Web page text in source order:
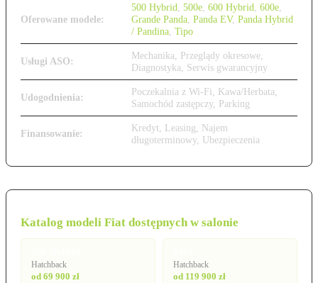
Oferowane modele:
500 Hybrid 500e 600 Hybrid 600e
Grande Panda Panda EV, Panda Hybrid
/ Pandina Tipo
Usługi ASO:
Mechanika, Przeglądy okresowe,
Diagnostyka, Serwis gwarancyjny
Udogodnienia:
Poczekalnia z Wi-Fi, Kawa/Herbata,
Samochód zastępczy, Parking
Finansowanie:
Kredyt, Leasing, Najem
długoterminowy, Ubezpieczenia
Katalog modeli Fiat dostępnych w salonie
Hatchback
od 69 900 zł
Hatchback
od 119 900 zł